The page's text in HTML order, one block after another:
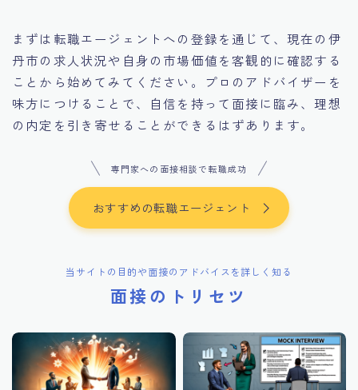
まずは転職エージェントへの登録を通じて、現在の伊
丹市の求人状況や自身の市場価値を客観的に確認する
ことから始めてみてください。プロのアドバイザーを
味方につけることで、自信を持って面接に臨み、理想
の内定を引き寄せることができるはずあります。
専門家への面接相談で転職成功
おすすめの転職エージェント
当サイトの目的や面接のアドバイスを詳しく知る
面接のトリセツ